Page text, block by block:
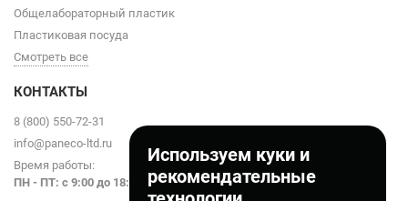
Используем куки и
рекомендательные
Общелабораторный пластик
Пластиковая посуда
Смотреть все
КОНТАКТЫ
8 (800) 550-72-31
info@paneco-ltd.ru
Время работы:
ПН - ПТ: с 9:00 до 18:00